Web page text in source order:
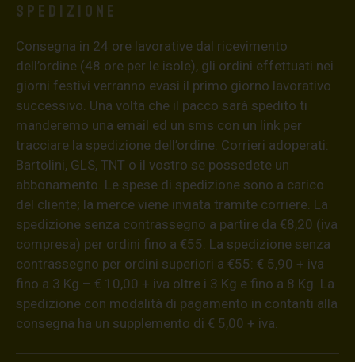
Spedizione
Consegna in 24 ore lavorative dal ricevimento
dell’ordine (48 ore per le isole), gli ordini effettuati nei
giorni festivi verranno evasi il primo giorno lavorativo
successivo. Una volta che il pacco sarà spedito ti
manderemo una email ed un sms con un link per
tracciare la spedizione dell’ordine. Corrieri adoperati:
Bartolini, GLS, TNT o il vostro se possedete un
abbonamento. Le spese di spedizione sono a carico
del cliente; la merce viene inviata tramite corriere. La
spedizione senza contrassegno a partire da €8,20 (iva
compresa) per ordini fino a €55. La spedizione senza
contrassegno per ordini superiori a €55: € 5,90 + iva
fino a 3 Kg – € 10,00 + iva oltre i 3 Kg e fino a 8 Kg. La
spedizione con modalità di pagamento in contanti alla
consegna ha un supplemento di € 5,00 + iva.